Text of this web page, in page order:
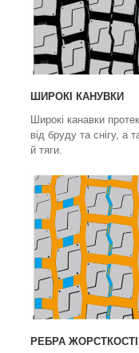
ШИРОКІ КАНУВКИ
Широкі канавки
від бруду та снігу, а
й тяги.
РЕБРА